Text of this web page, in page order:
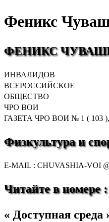
Феникс
ФЕНИКС
ИНВАЛИДОВ
ВСЕРОССИЙСКОЕ
ОБЩЕСТВО
ЧРО ВОИ
ГАЗЕТА ЧРО ВОИ № 1 ( 103
Физкультура и
E-MAIL : CHUVASHIA-VOI
Читайте в номере :
« Доступная среда